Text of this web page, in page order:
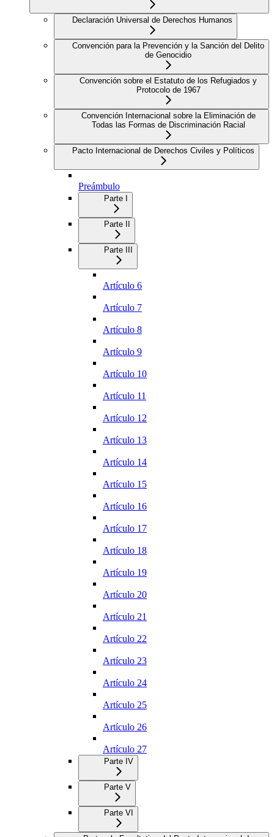
Declaración Universal de Derechos Humanos
Convención para la Prevención y la Sanción del Delito
de Genocidio
Convención sobre el Estatuto de los Refugiados y
Protocolo de 1967
Convención Internacional sobre la Eliminación de
Todas las Formas de Discriminación Racial
Pacto Internacional de Derechos Civiles y Políticos
Preámbulo
Parte I
Parte II
Parte III
Artículo 6
Artículo 7
Artículo 8
Artículo 9
Artículo 10
Artículo 11
Artículo 12
Artículo 13
Artículo 14
Artículo 15
Artículo 16
Artículo 17
Artículo 18
Artículo 19
Artículo 20
Artículo 21
Artículo 22
Artículo 23
Artículo 24
Artículo 25
Artículo 26
Artículo 27
Parte IV
Parte V
Parte VI